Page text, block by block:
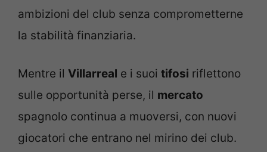
ambizioni del club senza comprometterne
la stabilità finanziaria.
Mentre il Villarreal e i suoi tifosi riflettono
sulle opportunità perse, il mercato
spagnolo continua a muoversi, con nuovi
giocatori che entrano nel mirino dei club.